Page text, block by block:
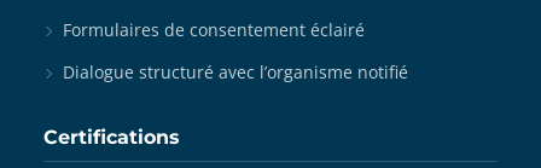
Formulaires de consentement éclairé
Dialogue structuré avec l’organisme notifié
Certifications